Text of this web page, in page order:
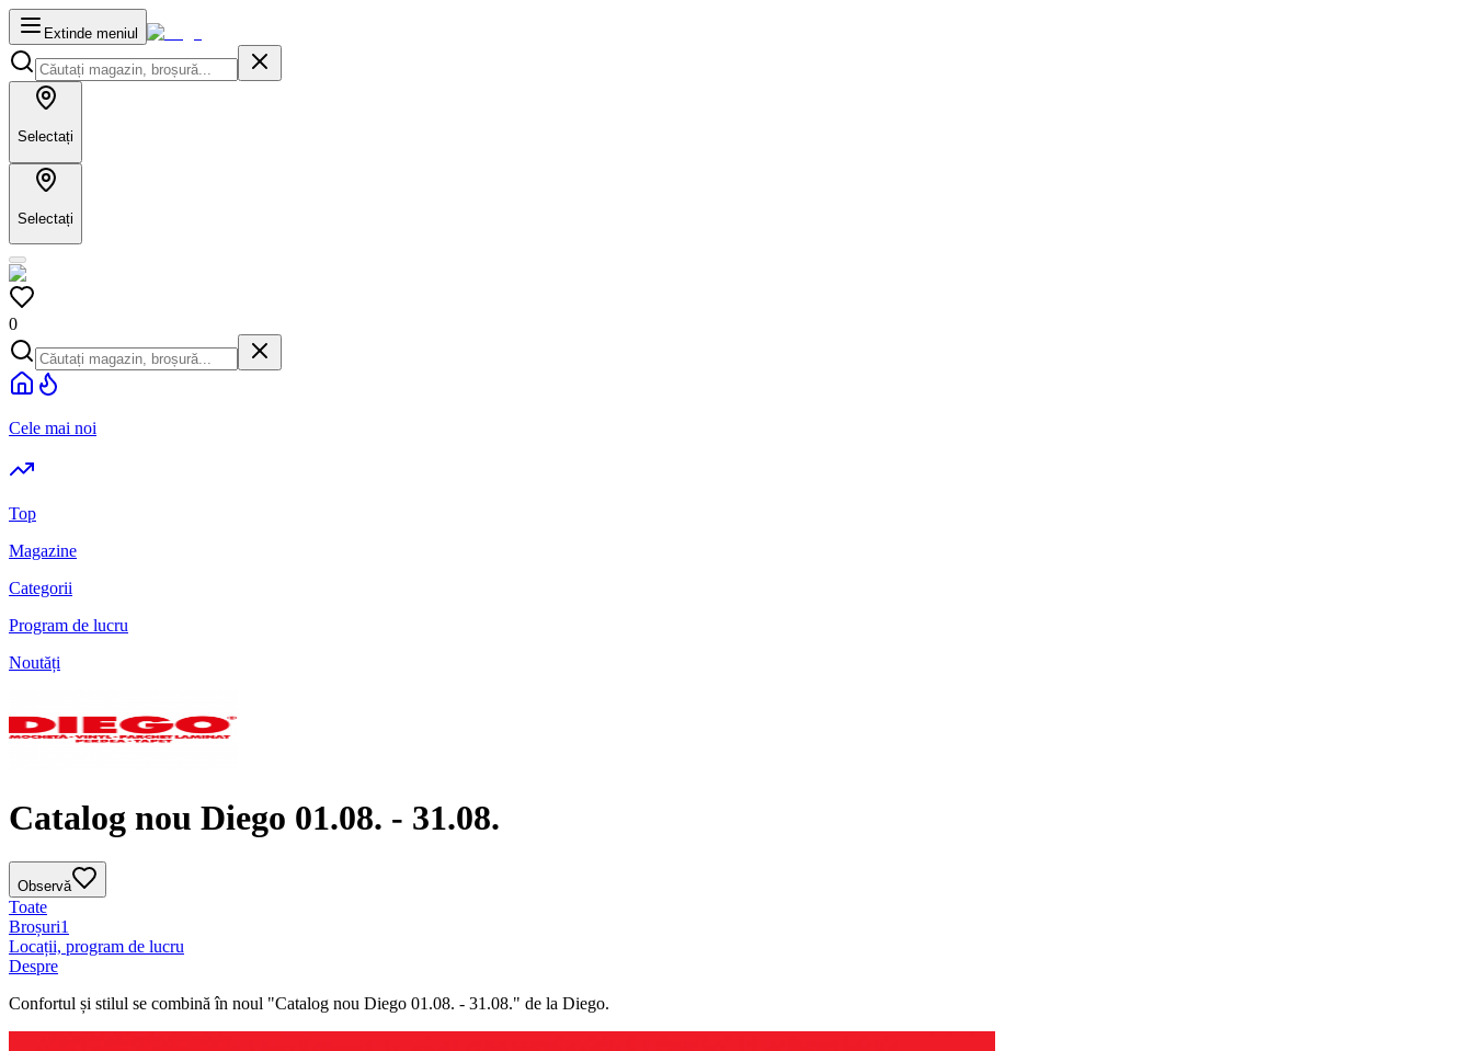
Extinde meniul
Selectați
Selectați
0
Cele mai noi
Top
Magazine
Categorii
Program de lucru
Noutăți
Catalog nou Diego 01.08. - 31.08.
Observă
Toate
Broșuri1
Locații, program de lucru
Despre
Confortul și stilul se combină în noul "Catalog nou Diego 01.08. - 31.08." de la Diego.